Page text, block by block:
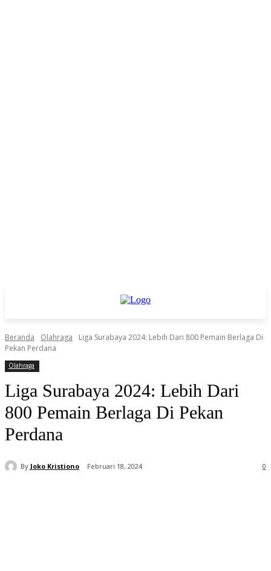
Beranda Olahraga
Liga Surabaya 2024: Lebih Dari 800 Pemain Berlaga Di
Pekan Perdana
Olahraga
Liga Surabaya 2024: Lebih Dari
800 Pemain Berlaga Di Pekan
Perdana
By Joko Kristiono Februari 18, 2024 0